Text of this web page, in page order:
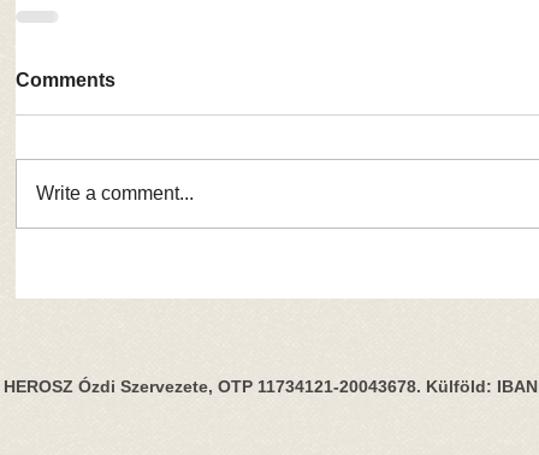
Comments
Write a comment...
HEROSZ Ózdi Szervezete, OTP 11734121-20043678. Külföld: